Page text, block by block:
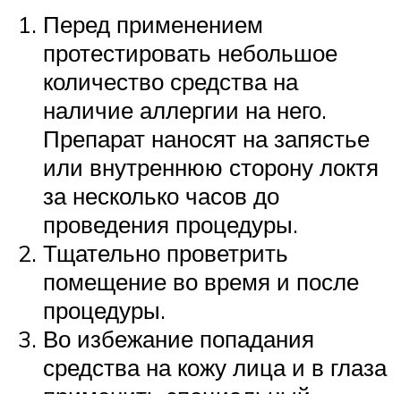
Перед применением
протестировать небольшое
количество средства на
наличие аллергии на него.
Препарат наносят на запястье
или внутреннюю сторону локтя
за несколько часов до
проведения процедуры.
Тщательно проветрить
помещение во время и после
процедуры.
Во избежание попадания
средства на кожу лица и в глаза